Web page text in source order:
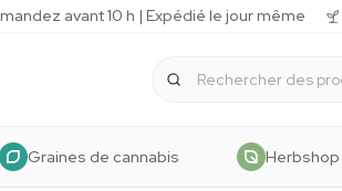
avant 10 h | Expédié le jour même
Graines de cannabis Herbshop